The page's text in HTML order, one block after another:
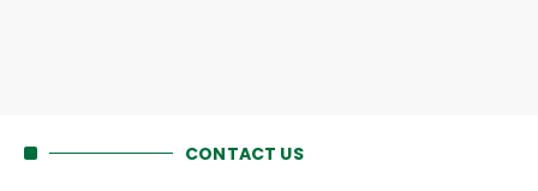
CONTACT US